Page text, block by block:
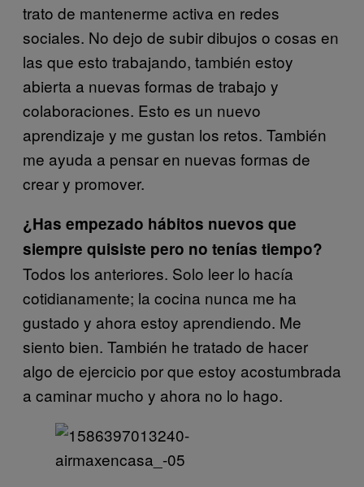
trato de mantenerme activa en redes
sociales. No dejo de subir dibujos o cosas en
las que esto trabajando, también estoy
abierta a nuevas formas de trabajo y
colaboraciones. Esto es un nuevo
aprendizaje y me gustan los retos. También
me ayuda a pensar en nuevas formas de
crear y promover.
¿Has empezado hábitos nuevos que
siempre quisiste pero no tenías tiempo?
Todos los anteriores. Solo leer lo hacía
cotidianamente; la cocina nunca me ha
gustado y ahora estoy aprendiendo. Me
siento bien. También he tratado de hacer
algo de ejercicio por que estoy acostumbrada
a caminar mucho y ahora no lo hago.